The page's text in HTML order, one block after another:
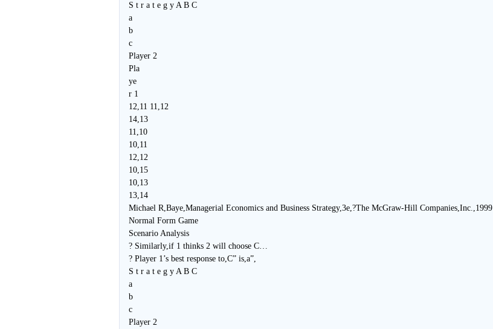
S t r a t e g y A B C
a
b
c
Player 2
Pla
ye
r 1
12,11 11,12
14,13
11,10
10,11
12,12
10,15
10,13
13,14
Michael R,Baye,Managerial Economics and Business Strategy,3e,?The McGraw-Hill Companies,Inc.,1999
Normal Form Game
Scenario Analysis
? Similarly,if 1 thinks 2 will choose C…
? Player 1’s best response to,C” is,a”,
S t r a t e g y A B C
a
b
c
Player 2